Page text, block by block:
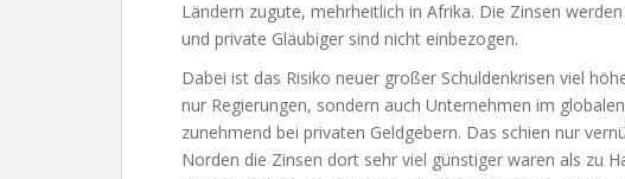
Ländern zugute, mehrheitlich in Afrika. Die Zinsen
und private Gläubiger sind nicht einbezogen.
Dabei ist das Risiko neuer großer Schuldenkrisen viel
nur Regierungen, sondern auch Unternehmen im
zunehmend bei privaten Geldgebern. Das schien nur
Norden die Zinsen dort sehr viel günstiger waren als zu